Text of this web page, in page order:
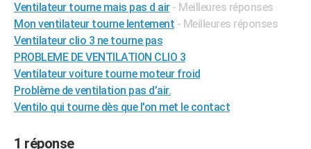
Destinations
City break
Voyage nature
Voyage de noces
Forum
Climat
+PHOTO
GUIDES D'ACHAT
BONS PLANS
CARTE DE VOEUX
Ventilateur tourne mais pas d air - Meilleures réponses
Mon ventilateur tourne lentement - Meilleures réponses
Ventilateur clio 3 ne tourne pas
PROBLEME DE VENTILATION CLIO 3
Ventilateur voiture tourne moteur froid
Problème de ventilation pas d’air.
Ventilo qui tourne dès que l'on met le contact
1 réponse